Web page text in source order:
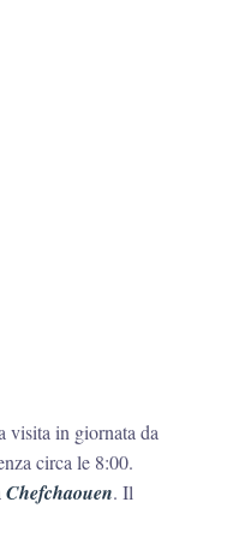
visita in giornata da
circa le 8:00.
Chefchaouen. Il